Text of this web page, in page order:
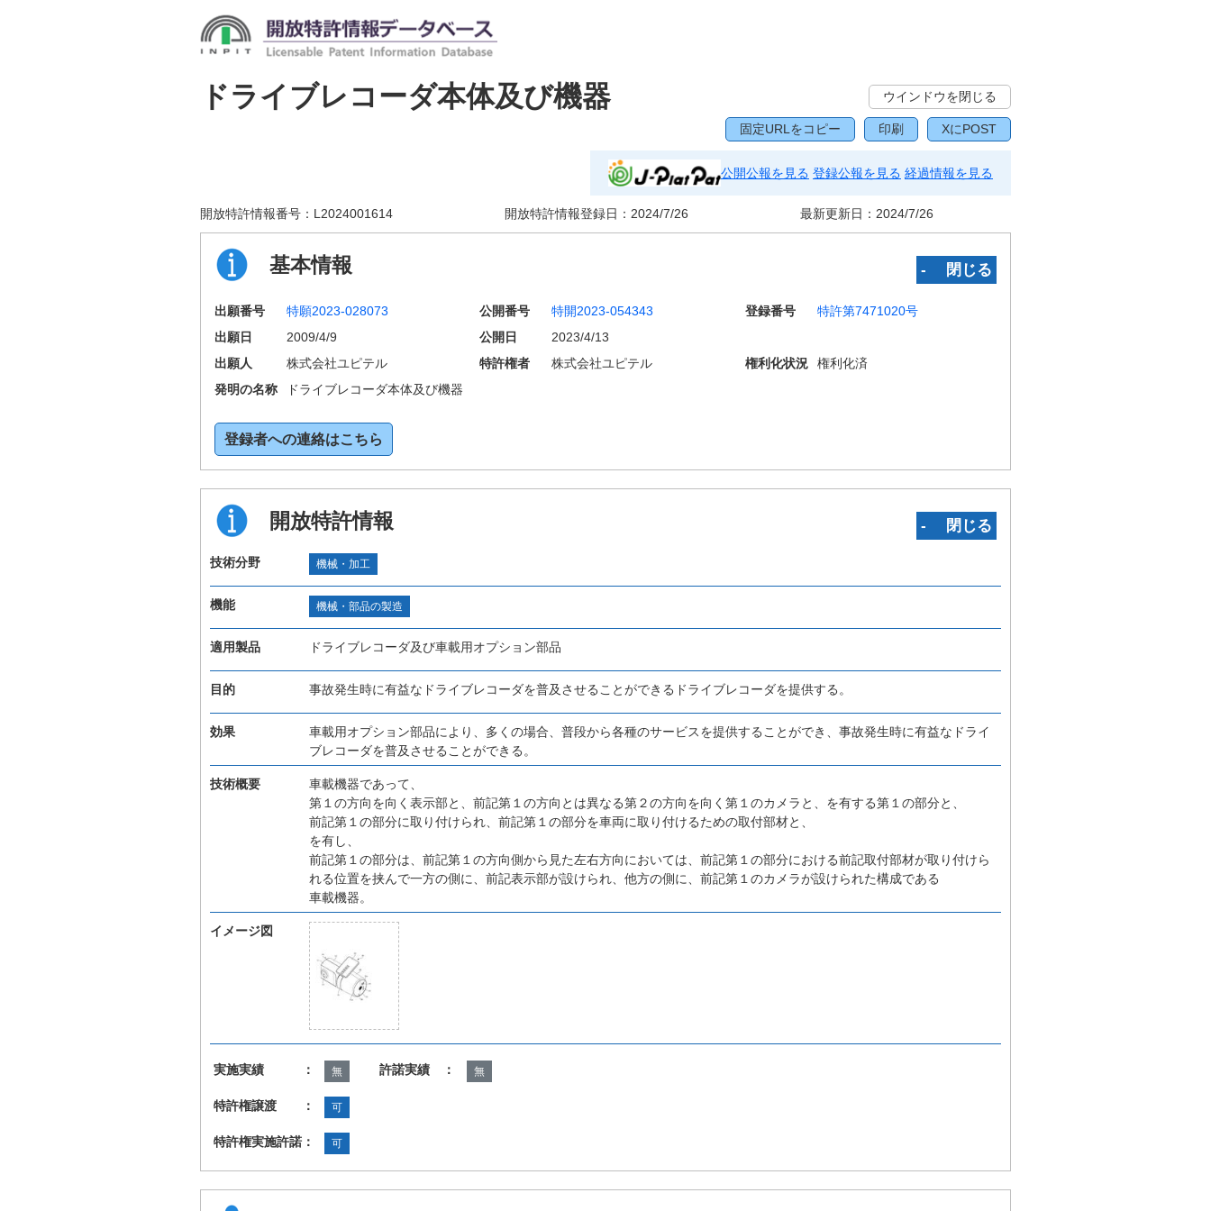
ドライブレコーダ本体及び機器 ウインドウを閉じる
固定URLをコピー 印刷 XにPOST
公開公報を見る 登録公報を見る 経過情報を見る
開放特許情報番号： L2024001614 開放特許情報登録日： 2024/7/26 最新更新日： 2024/7/26
基本情報 ‐ 閉じる
出願番号 特願2023-028073 公開番号 特開2023-054343 登録番号
特許第7471020号
出願日
2009/4/9 公開日
2023/4/13
出願人
株式会社ユピテル 特許権者 株式会社ユピテル 権利化状況
権利化済
発明の名称
ドライブレコーダ本体及び機器
登録者への連絡はこちら
開放特許情報 ‐ 閉じる
技術分野 機械・加工
機能 機械・部品の製造
適用製品 ドライブレコーダ及び車載用オプション部品
目的 事故発生時に有益なドライブレコーダを普及させることができるドライブレコーダを提供する。
効果
車載用オプション部品により、多くの場合、普段から各種のサービスを提供することができ、事故発生時に有益なドライ
ブレコーダを普及させることができる。
技術概要
車載機器であって、
第１の方向を向く表示部と、前記第１の方向とは異なる第２の方向を向く第１のカメラと、を有する第１の部分と、
前記第１の部分に取り付けられ、前記第１の部分を車両に取り付けるための取付部材と、
を有し、
前記第１の部分は、前記第１の方向側から見た左右方向においては、前記第１の部分における前記取付部材が取り付けら
れる位置を挟んで一方の側に、前記表示部が設けられ、他方の側に、前記第１のカメラが設けられた構成である
車載機器。
イメージ図
実施実績 ： 無 許諾実績 ： 無
特許権譲渡 ： 可
特許権実施許諾： 可